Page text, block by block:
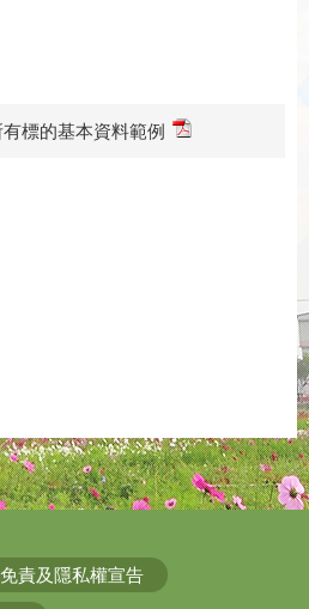
標的基本資料範例
免責及隱私權宣告